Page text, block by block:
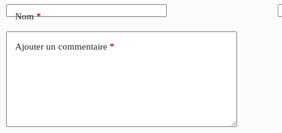
Nom*
Ajouter un commentaire *